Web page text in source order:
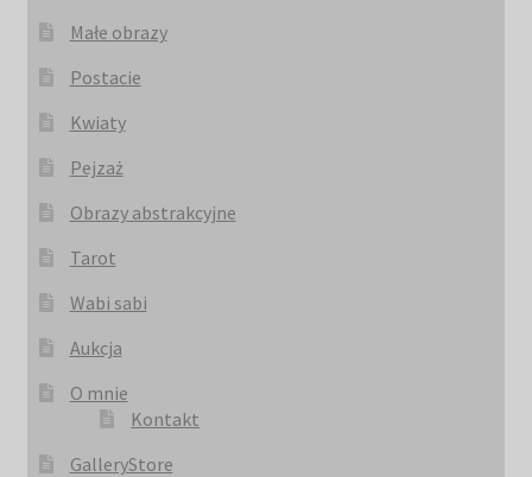
Małe obrazy
Postacie
Kwiaty
Pejzaż
Obrazy abstrakcyjne
Tarot
Wabi sabi
Aukcja
O mnie
Kontakt
GalleryStore